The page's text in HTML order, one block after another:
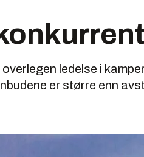
ledelse i
er større enn